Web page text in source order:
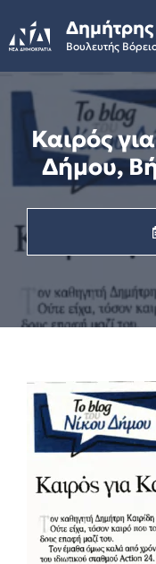
to
content
Δημήτρης
Βουλευτής
Καιρός
Δήμου,